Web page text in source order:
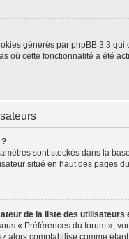
générés par phpBB 3.3
où cette fonctionnalité a été
sont stockés dans la
situé en haut des pages
de la liste des utilisateurs
« Préférences du forum »,
alors comptabilisé comme